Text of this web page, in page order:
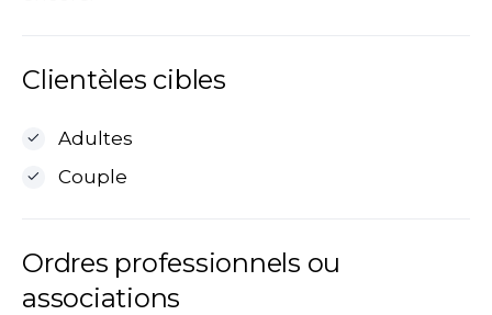
Clientèles cibles
Adultes
Couple
Ordres professionnels ou
associations